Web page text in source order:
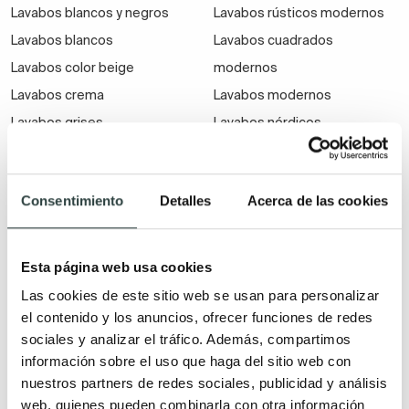
Consentimiento Detalles Acerca de las cookies
Esta página web usa cookies
Las cookies de este sitio web se usan para personalizar
el contenido y los anuncios, ofrecer funciones de redes
sociales y analizar el tráfico. Además, compartimos
información sobre el uso que haga del sitio web con
nuestros partners de redes sociales, publicidad y análisis
web, quienes pueden combinarla con otra información
cristal ahora son mucho más resistentes, pero
menos que otros materiales
. Son fáciles de limpiar,
La resina es la reina de los baños en este momento.
Es un material muy moldeable que no solo permite
crear cualquier forma si no también,pigmentarlade
de resina son versátiles, se pueden encastrar en el
mueble, eliminando bordes y facilitando su limpieza,
pero también pueden ser modelos de encimera.
Lavabos de piedra
Los lavabos de piedra se producen tallando la piedra
Lavabos blancos y negros
Lavabos blancos
Lavabos color beige
Lavabos crema
Lavabos grises
Lavabos de bronce
Lavabos de oro rosa
Lavabos marrones
Lavabos verdes
Lavabos azules
Lavabos rosas
Lavabos amarillos
Lavabos rojos
Lavabos de colores
Lavabos rústicos modernos
Lavabos cuadrados
modernos
Lavabos modernos
Lavabos nórdicos
Lavabos industriales
Lavabos vintage
Lavabos clásicos
Lavabos mate